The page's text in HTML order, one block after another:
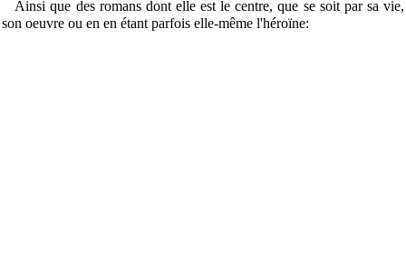
Ainsi que des romans dont elle est le centre, que se soit par sa vie,
son oeuvre ou en en étant parfois elle-même l'héroïne: